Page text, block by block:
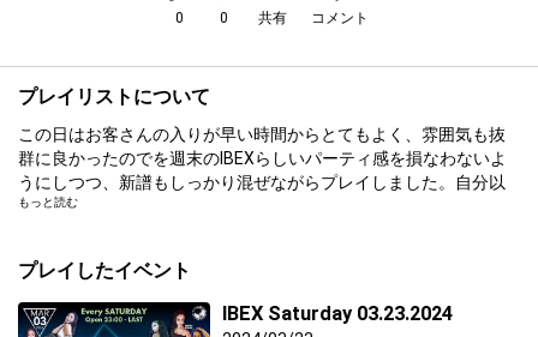
0 0 共有 コメント
プレイリストについて
この日はお客さんの入りが早い時間からとてもよく、雰囲気も抜
群に良かったのでを週末のIBEXらしいパーティ感を損なわないよ
うにしつつ、新譜もしっかり混ぜながらプレイしました。自分以
外のDJも今ホットな曲をバランスよく掛けれていて、手応えのあ
もっと読む
プレイしたイベント
IBEX Saturday 03.23.2024